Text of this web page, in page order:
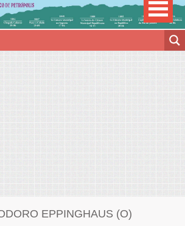
EPPINGHAUS (O)